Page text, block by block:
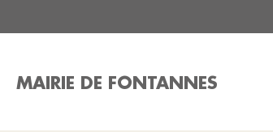
MAIRIE DE FONTANNES